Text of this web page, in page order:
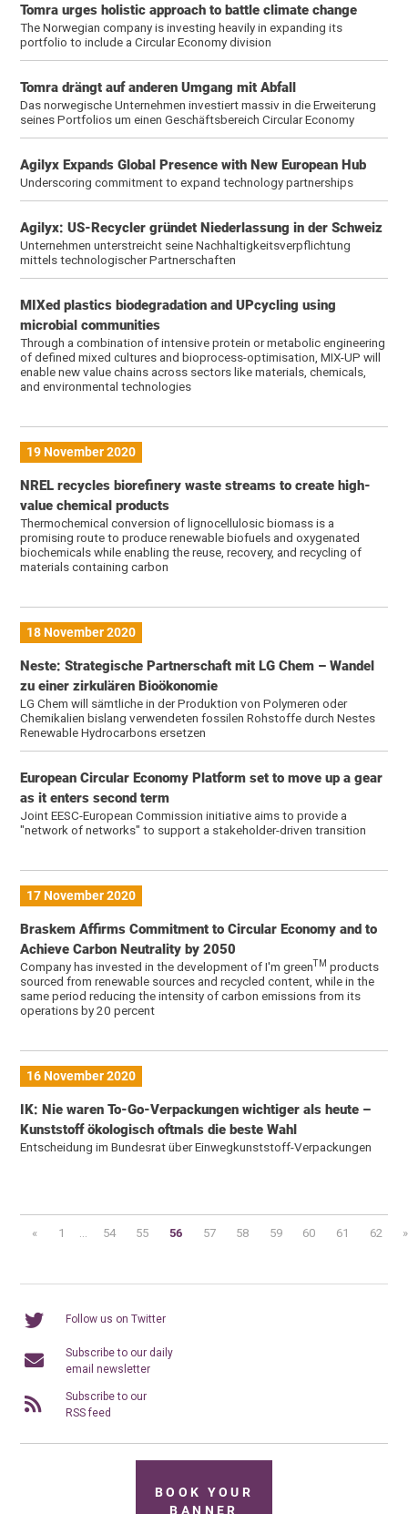
Tomra urges holistic approach to battle climate change
The Norwegian company is investing heavily in expanding its
portfolio to include a Circular Economy division
Tomra drängt auf anderen Umgang mit Abfall
Das norwegische Unternehmen investiert massiv in die Erweiterung
seines Portfolios um einen Geschäftsbereich Circular Economy
Agilyx Expands Global Presence with New European Hub
Underscoring commitment to expand technology partnerships
Agilyx: US-Recycler gründet Niederlassung in der Schweiz
Unternehmen unterstreicht seine Nachhaltigkeitsverpflichtung
mittels technologischer Partnerschaften
MIXed plastics biodegradation and UPcycling using
microbial communities
Through a combination of intensive protein or metabolic engineering
of defined mixed cultures and bioprocess-optimisation, MIX-UP will
enable new value chains across sectors like materials, chemicals,
and environmental technologies
19 November 2020
NREL recycles biorefinery waste streams to create high-
value chemical products
Thermochemical conversion of lignocellulosic biomass is a
promising route to produce renewable biofuels and oxygenated
biochemicals while enabling the reuse, recovery, and recycling of
materials containing carbon
18 November 2020
Neste: Strategische Partnerschaft mit LG Chem – Wandel
zu einer zirkulären Bioökonomie
LG Chem will sämtliche in der Produktion von Polymeren oder
Chemikalien bislang verwendeten fossilen Rohstoffe durch Nestes
Renewable Hydrocarbons ersetzen
European Circular Economy Platform set to move up a gear
as it enters second term
Joint EESC-European Commission initiative aims to provide a
"network of networks" to support a stakeholder-driven transition
17 November 2020
Braskem Affirms Commitment to Circular Economy and to
Achieve Carbon Neutrality by 2050
Company has invested in the development of I'm greenTM products
sourced from renewable sources and recycled content, while in the
same period reducing the intensity of carbon emissions from its
operations by 20 percent
16 November 2020
IK: Nie waren To-Go-Verpackungen wichtiger als heute –
Kunststoff ökologisch oftmals die beste Wahl
Entscheidung im Bundesrat über Einwegkunststoff-Verpackungen
« 1 54 55 56 57 58 59 60 61 62 »
Follow us on Twitter
Subscribe to our daily
email newsletter
Subscribe to our
RSS feed
BOOK YOUR
BANNER